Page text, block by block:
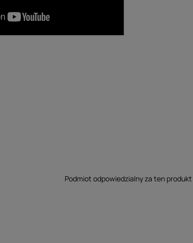
Podmiot odpowiedzialny za ten